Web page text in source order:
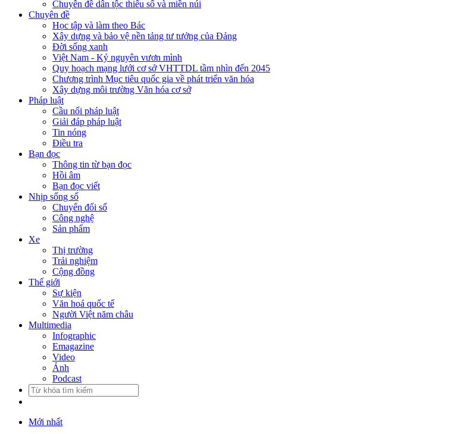
Chuyên đề dân tộc thiểu số và miền núi
Chuyên đề
Học tập và làm theo Bác
Xây dựng và bảo vệ nền tảng tư tưởng của Đảng
Đời sống xanh
Việt Nam - Kỷ nguyên vươn mình
Quy hoạch mạng lưới cơ sở VHTTDL tầm nhìn đến 2045
Chương trình Mục tiêu quốc gia về phát triển văn hóa
Xây dựng môi trường Văn hóa cơ sở
Pháp luật
Cầu nối pháp luật
Giải đáp pháp luật
Tin nóng
Điều tra
Bạn đọc
Thông tin từ bạn đọc
Hồi âm
Bạn đọc viết
Nhịp sống số
Chuyển đổi số
Công nghệ
Sản phẩm
Xe
Thị trường
Trải nghiệm
Cộng đồng
Thế giới
Sự kiện
Văn hoá quốc tế
Người Việt năm châu
Multimedia
Infographic
Emagazine
Video
Ảnh
Podcast
Mới nhất